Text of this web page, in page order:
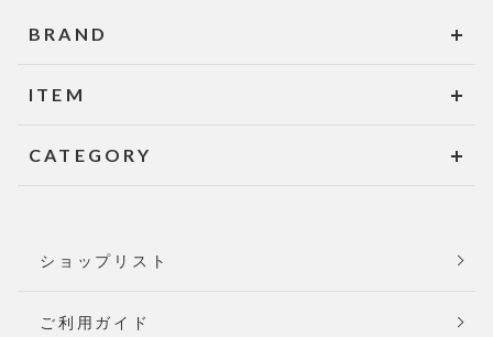
BRAND
ITEM
CATEGORY
ショップリスト
ご利用ガイド